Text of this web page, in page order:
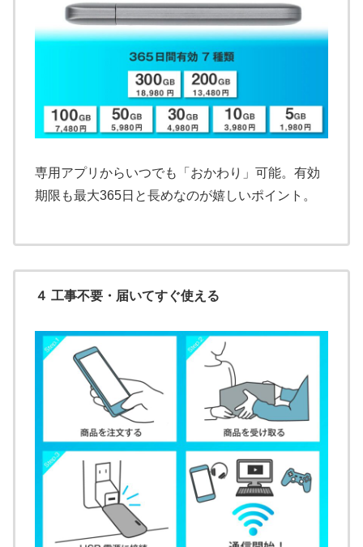
専用アプリからいつでも「おかわり」可能。有効
期限も最大365日と長めなのが嬉しいポイント。
４ 工事不要・届いてすぐ使える